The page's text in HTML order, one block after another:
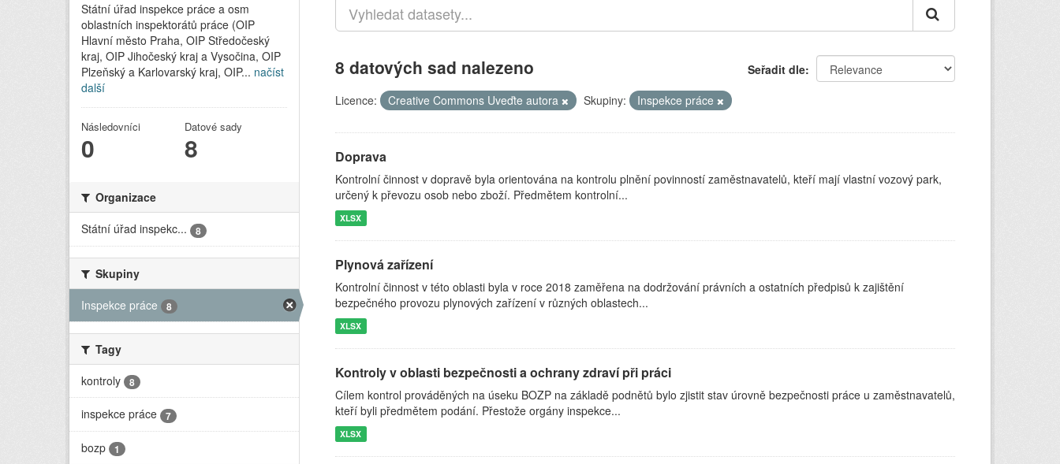
Státní úřad inspekce práce a osm
oblastních inspektorátů práce (OIP
Hlavní město Praha, OIP Středočeský
kraj, OIP Jihočeský kraj a Vysočina, OIP
Plzeňský a Karlovarský kraj, OIP... načíst
další
Následovníci
0
Datové sady
8
Organizace
Státní úřad inspekc...
8
Skupiny
Inspekce práce
8
Tagy
kontroly
8
inspekce práce 7
bozp 1
Seřadit dle
8 datových sad nalezeno
Licence: Creative Commons Uveďte autora Skupiny: Inspekce práce
Doprava
Kontrolní činnost v dopravě byla orientována na kontrolu plnění povinností zaměstnavatelů, kteří mají vlastní vozový park,
určený k převozu osob nebo zboží. Předmětem kontrolní...
XLSX
Plynová zařízení
Kontrolní činnost v této oblasti byla v roce 2018 zaměřena na dodržování právních a ostatních předpisů k zajištění
bezpečného provozu plynových zařízení v různých oblastech...
XLSX
Kontroly v oblasti bezpečnosti a ochrany zdraví při práci
Cílem kontrol prováděných na úseku BOZP na základě podnětů bylo zjistit stav úrovně bezpečnosti práce u zaměstnavatelů,
kteří byli předmětem podání. Přestože orgány inspekce...
XLSX